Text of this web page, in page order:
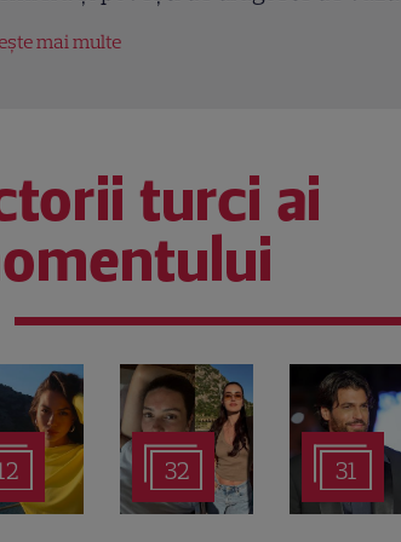
mai multe
turci ai
32 31